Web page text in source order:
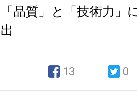
「品質」と「技術力」
出
13 0